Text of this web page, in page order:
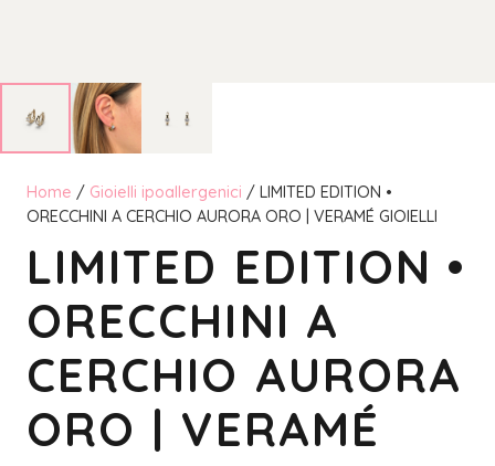
Home / Gioielli ipoallergenici / LIMITED EDITION •
ORECCHINI A CERCHIO AURORA ORO | VERAMÉ GIOIELLI
LIMITED EDITION •
ORECCHINI A
CERCHIO AURORA
ORO | VERAMÉ